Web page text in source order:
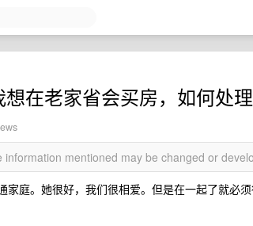
在老家省会买房，如何处理
mentioned may be changed or
家庭。她很好，我们很相爱。但是在一起了就必